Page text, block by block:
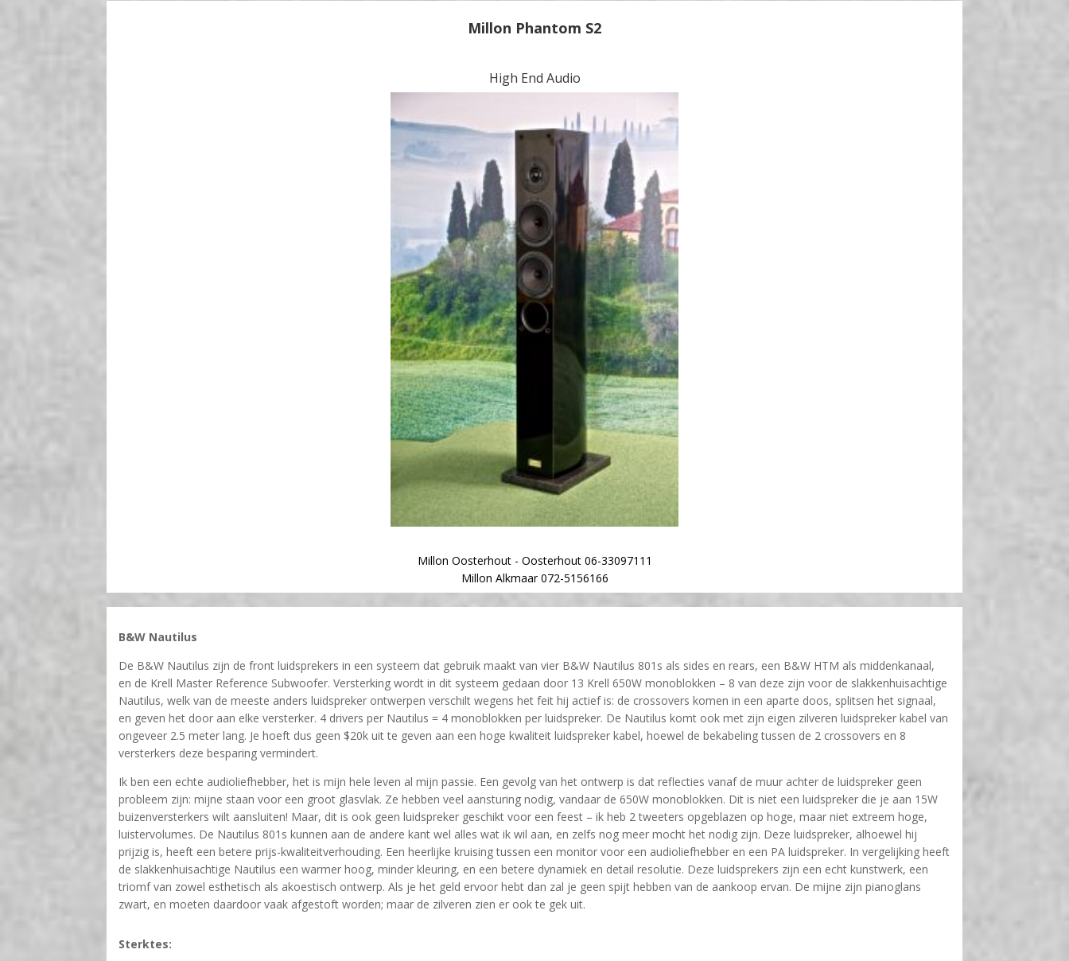
Millon Phantom S2
High End Audio
Millon Oosterhout - Oosterhout 06-33097111
Millon Alkmaar 072-5156166
B&W Nautilus
De B&W Nautilus zijn de front luidsprekers in een systeem dat gebruik maakt van vier B&W Nautilus 801s als sides en rears, een B&W HTM als middenkanaal,
en de Krell Master Reference Subwoofer. Versterking wordt in dit systeem gedaan door 13 Krell 650W monoblokken – 8 van deze zijn voor de slakkenhuisachtige
Nautilus, welk van de meeste anders luidspreker ontwerpen verschilt wegens het feit hij actief is: de crossovers komen in een aparte doos, splitsen het signaal,
en geven het door aan elke versterker. 4 drivers per Nautilus = 4 monoblokken per luidspreker. De Nautilus komt ook met zijn eigen zilveren luidspreker kabel van
ongeveer 2.5 meter lang. Je hoeft dus geen $20k uit te geven aan een hoge kwaliteit luidspreker kabel, hoewel de bekabeling tussen de 2 crossovers en 8
versterkers deze besparing vermindert.
Ik ben een echte audioliefhebber, het is mijn hele leven al mijn passie. Een gevolg van het ontwerp is dat reflecties vanaf de muur achter de luidspreker geen
probleem zijn: mijne staan voor een groot glasvlak. Ze hebben veel aansturing nodig, vandaar de 650W monoblokken. Dit is niet een luidspreker die je aan 15W
buizenversterkers wilt aansluiten! Maar, dit is ook geen luidspreker geschikt voor een feest – ik heb 2 tweeters opgeblazen op hoge, maar niet extreem hoge,
luistervolumes. De Nautilus 801s kunnen aan de andere kant wel alles wat ik wil aan, en zelfs nog meer mocht het nodig zijn. Deze luidspreker, alhoewel hij
prijzig is, heeft een betere prijs-kwaliteitverhouding. Een heerlijke kruising tussen een monitor voor een audioliefhebber en een PA luidspreker. In vergelijking heeft
de slakkenhuisachtige Nautilus een warmer hoog, minder kleuring, en een betere dynamiek en detail resolutie. Deze luidsprekers zijn een echt kunstwerk, een
triomf van zowel esthetisch als akoestisch ontwerp. Als je het geld ervoor hebt dan zal je geen spijt hebben van de aankoop ervan. De mijne zijn pianoglans
zwart, en moeten daardoor vaak afgestoft worden; maar de zilveren zien er ook te gek uit.
Sterktes: